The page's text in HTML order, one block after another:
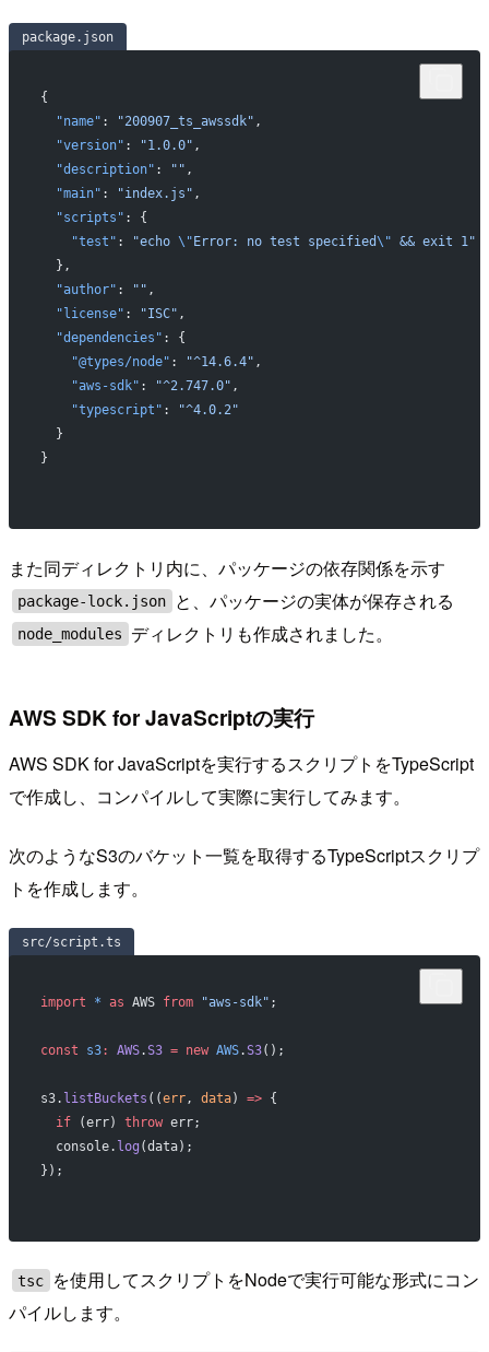
package.json
{
  "name"
: "200907_ts_awssdk" ,
  "version"
: "1.0.0" ,
  "description"
: "" ,
  "main"
: "index.js" ,
  "scripts"
: {
    "test"
: "echo \" Error: no test specified\" && exit 1"
  },
  "author"
: "" ,
  "license"
: "ISC" ,
  "dependencies"
: {
    "@types/node"
: "^14.6.4" ,
    "aws-sdk"
: "^2.747.0" ,
    "typescript"
:
"^4.0.2"
  }
}
また同ディレクトリ内に、パッケージの依存関係を示す
package-lock.json と、パッケージの実体が保存される
node_modules ディレクトリも作成されました。
AWS SDK for JavaScriptの実行
AWS SDK for JavaScriptを実行するスクリプトをTypeScript
で作成し、コンパイルして実際に実行してみます。
次のようなS3のバケット一覧を取得するTypeScriptスクリプ
トを作成します。
src/script.ts
import * as AWS from "aws-sdk" ;
const s3: AWS.S3 = new AWS.S3();
s3. listBuckets ((err, data) => {
  if
(err) throw err;
  console.
log (data);
});
tsc
を使用してスクリプトをNodeで実行可能な形式にコン
パイルします。